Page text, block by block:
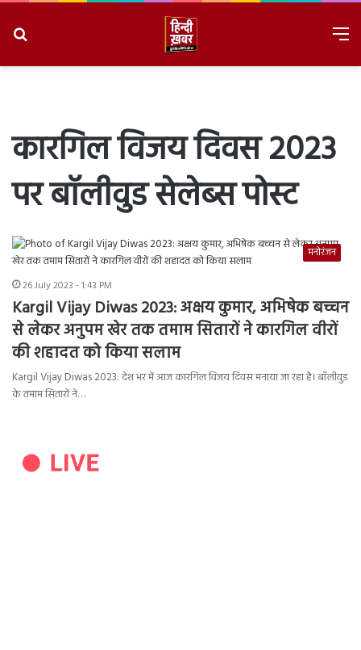
कारगिल विजय दिवस 2023
पर बॉलीवुड सेलेब्स पोस्ट
मनोरंजन
26 July 2023 - 1:43 PM
Kargil Vijay Diwas 2023: अक्षय कुमार, अभिषेक बच्चन
से लेकर अनुपम खेर तक तमाम सितारों ने कारगिल वीरों
की शहादत को किया सलाम
Kargil Vijay Diwas 2023: देश भर में आज कारगिल विजय दिवस मनाया जा रहा है। बॉलीवुड
के तमाम सितारों ने…